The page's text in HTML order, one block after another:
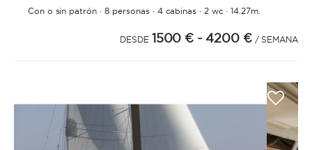
Con o sin patrón· 8 personas· 4 cabinas · 2 wc·14.27m.
DESDE 1500 € - 4200 € / SEMANA